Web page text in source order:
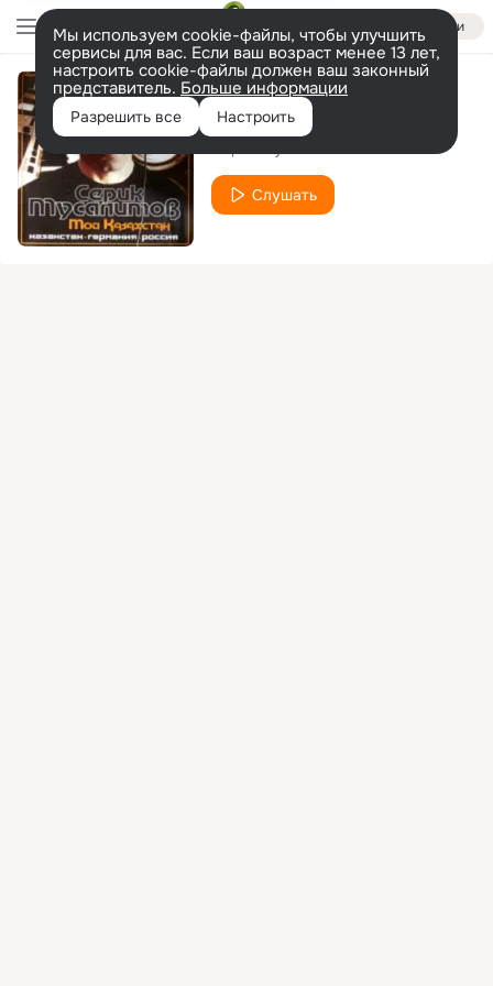
Войти
Мы используем cookie-файлы, чтобы улучшить
сервисы для вас. Если ваш возраст менее 13 лет,
настроить cookie-файлы должен ваш законный
представитель. Больше информации
Разрешить все Настроить
Пустота
Слушать